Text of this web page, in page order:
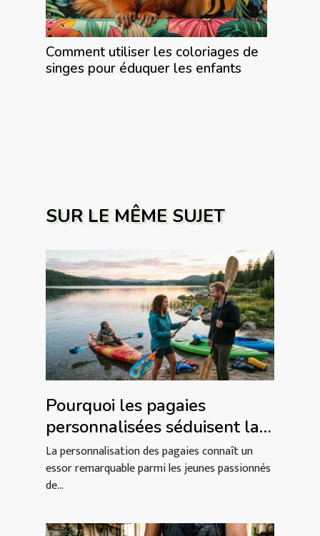
Comment utiliser les coloriages de
singes pour éduquer les enfants
SUR LE MÊME SUJET
Pourquoi les pagaies
personnalisées séduisent la
nouvelle génération de
kayakistes
La personnalisation des pagaies connaît un
essor remarquable parmi les jeunes passionnés
de...